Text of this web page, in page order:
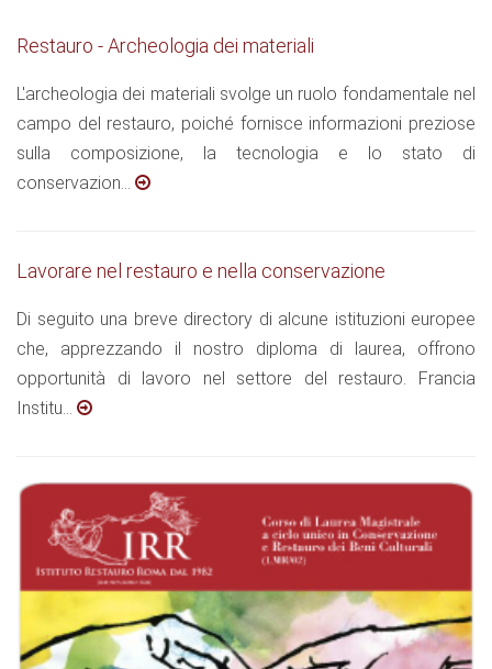
Restauro - Archeologia dei materiali
L'archeologia dei materiali svolge un ruolo fondamentale nel
campo del restauro, poiché fornisce informazioni preziose
sulla composizione, la tecnologia e lo stato di
conservazion...
Lavorare nel restauro e nella conservazione
Di seguito una breve directory di alcune istituzioni europee
che, apprezzando il nostro diploma di laurea, offrono
opportunità di lavoro nel settore del restauro. Francia
Institu...